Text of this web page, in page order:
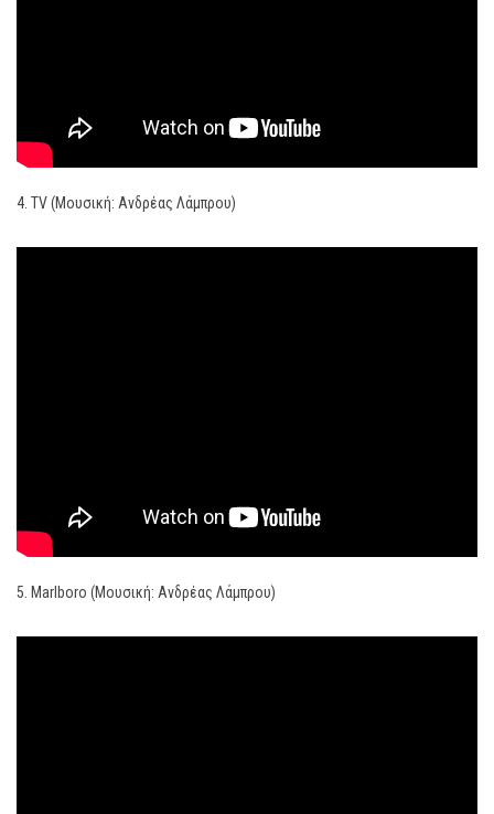
4. TV (Μουσική: Ανδρέας Λάμπρου)
5. Marlboro (Μουσική: Ανδρέας Λάμπρου)